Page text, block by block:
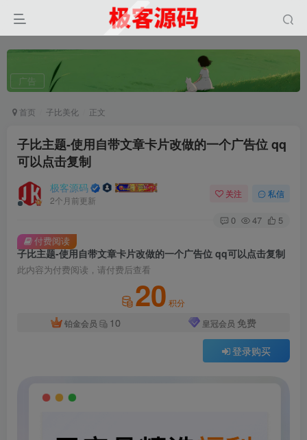
广告
首页 子比美化 正文
子比主题-使用自带文章卡片改做的一个广告位 qq
可以点击复制
极客源码
2个月前更新
关注 私信
0 47 5
子比主题-使用自带文章卡片改做的一个广告位 qq可以点击复制
此内容为付费阅读，请付费后查看
20 积分
铂金会员
10 皇冠会员 免费
登录购买
付费阅读